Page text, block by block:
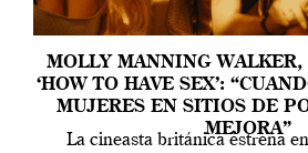
MOLLY MANNING WALKER,
‘HOW TO HAVE SEX’:
MUJERES EN SITIOS DE
MEJORA”
La cineasta británica estrena